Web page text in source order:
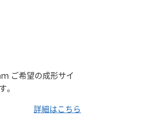
ご希望の成形サイ
。
詳細はこちら